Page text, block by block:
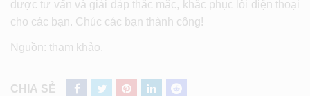
được tư vấn và giải đáp thắc mắc, khắc phục lỗi điện thoại
cho các bạn. Chúc các bạn thành công!
Nguồn: tham khảo.
CHIA SẺ